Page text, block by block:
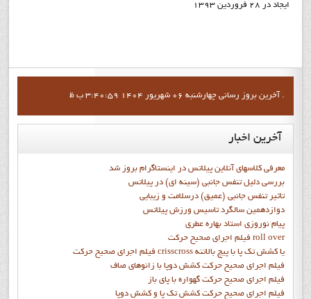
ایجاد در 28 فروردين 1393
آخرين بروز رساني چهارشنبه 06 شهریور 1404 3:40:59 ب ظ .
آخرین اخبار
معرفی کلاسهای آنلاین پیلاتس در اینستاگرام بروز شد
بررسی دلیل تنفس جانبی (سینه ای) در پیلاتس
تاثیر تنفس جانبی (عمیق) درسلامت و زیبایی
دوازدهمين سالگرد تاسيس ورزش پيلاتس
پيام نوروزي استاد بهاره عطري
فيلم اجراي صحيح حرکت roll over
فيلم اجراي صحيح حركت crisscross يا كشش تك پا با پيچ بالاتنه
فيلم اجراي صحيح حرکت كشش دوپا با زانوهاي صاف
فيلم اجراي صحيح حرکت گهواره با پاي باز
فيلم اجراي صحيح حرکت کشش تک پا و کشش دوپا